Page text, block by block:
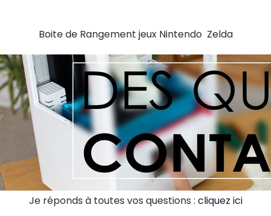
Boite de Rangement jeux Nintendo Zelda
Je réponds à toutes vos questions : cliquez ici